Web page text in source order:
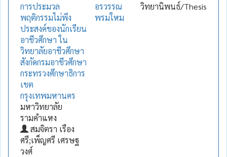
การประมวล
พฤติกรรมไม่พึง
ประสงค์ของนักเรียน
อาชีวศึกษา ใน
วิทยาลัยอาชีวศึกษา
สังกัดกรมอาชีวศึกษา
กระทรวงศึกษาธิการ
เขต
กรุงเทพมหานคร
มหาวิทยาลัย
รามคำแหง
สมจิตรา เรือง
ศรี;เพ็ญศรี เศรษฐ
วงศ์
อรวรรณ
พรมใหม
วิทยานิพนธ์/Thesis